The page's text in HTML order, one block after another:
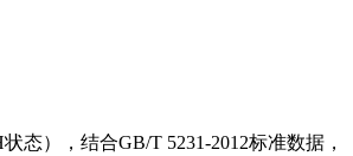
态），结合GB/T 5231-2012标准数据，